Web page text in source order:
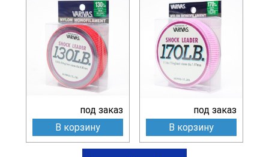
под заказ
В корзину
под заказ
В корзину